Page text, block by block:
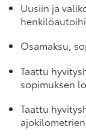
Uusiin ja
Osamaksu,
Taattu
sopimuksen
Taattu